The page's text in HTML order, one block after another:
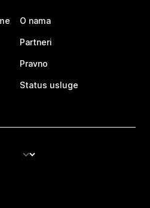
O nama
Partneri
Pravno
Status usluge